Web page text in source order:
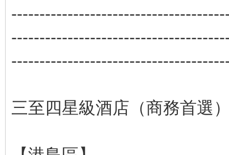
三至四星級酒店（商務首選